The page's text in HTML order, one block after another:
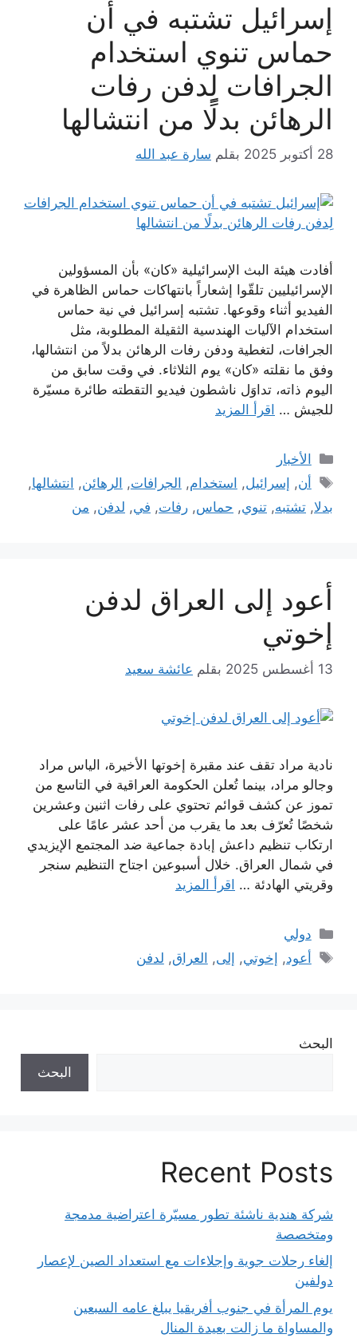
إسرائيل تشتبه في أن
حماس تنوي استخدام
الجرافات لِدفن رفات
الرهائن بدلًا من انتشالها
28 أكتوبر 2025 بقلم سارة عبد الله
أفادت هيئة البث الإسرائيلية «كان» بأن المسؤولين
الإسرائيليين تلقّوا إشعاراً بانتهاكات حماس الظاهرة في
الفيديو أثناء وقوعها. تشتبه إسرائيل في نية حماس
استخدام الآليات الهندسية الثقيلة المطلوبة، مثل
الجرافات، لتغطية ودفن رفات الرهائن بدلاً من انتشالها،
وفق ما نقلته «كان» يوم الثلاثاء. في وقت سابق من
اليوم ذاته، تداوَل ناشطون فيديو التقطته طائرة مسيّرة
للجيش … اقرأ المزيد
التصنيفات
الأخبار
الوسوم
أن, إسرائيل, استخدام, الجرافات, الرهائن, انتشالها,
بدلا, تشتبه, تنوي, حماس, رفات, في, لدفن, من
أعود إلى العراق لدفن
إخوتي
13 أغسطس 2025 بقلم عائشة سعيد
نادية مراد تقف عند مقبرة إخوتها الأخيرة، الياس مراد
وجالو مراد، بينما تُعلن الحكومة العراقية في التاسع من
تموز عن كشف قوائم تحتوي على رفات اثنين وعشرين
شخصًا تُعرّف بعد ما يقرب من أحد عشر عامًا على
ارتكاب تنظيم داعش إبادة جماعية ضد المجتمع الإيزيدي
في شمال العراق. خلال أسبوعين اجتاح التنظيم سنجر
وقريتي الهادئة … اقرأ المزيد
التصنيفات
دولي
الوسوم
أعود, إخوتي, إلى, العراق, لدفن
البحث
البحث
Recent Posts
شركة هندية ناشئة تطور مسيّرة اعتراضية مدمجة
ومتخصصة
إلغاء رحلات جوية وإجلاءات مع استعداد الصين لإعصار
دولفين
يوم المرأة في جنوب أفريقيا يبلغ عامه السبعين
والمساواة ما زالت بعيدة المنال